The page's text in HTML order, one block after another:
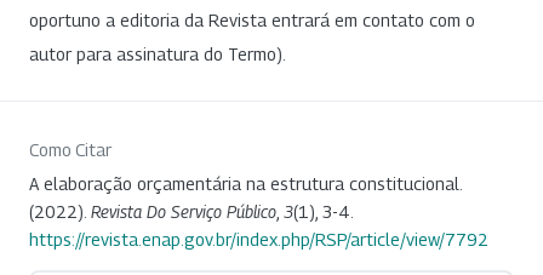
oportuno a editoria da Revista entrará em contato com o
autor para assinatura do Termo).
Como Citar
A elaboração orçamentária na estrutura constitucional.
(2022). Revista Do Serviço Público 3(1), 3-4.
https://revista.enap.gov.br/index.php/RSP/article/view/7792